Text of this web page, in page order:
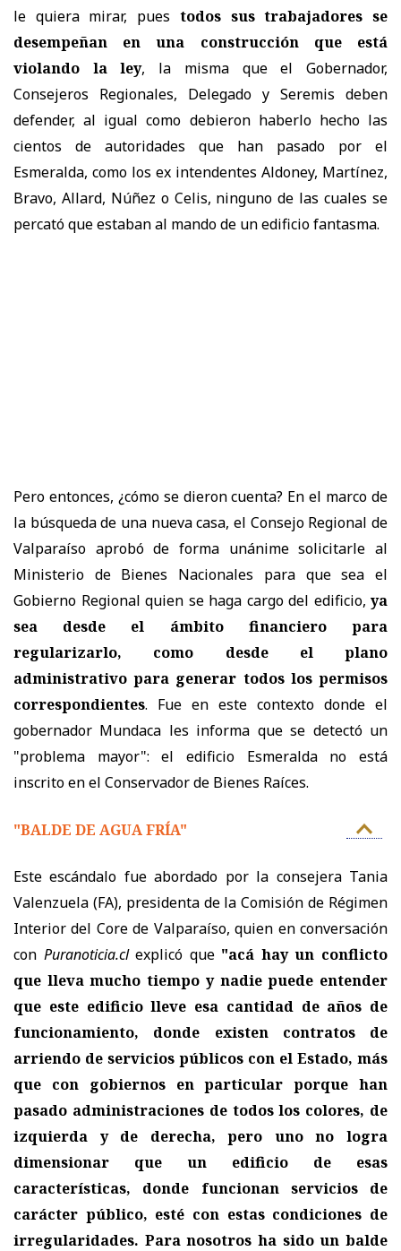
le quiera mirar, pues todos sus trabajadores se
desempeñan en una construcción que está
violando la ley, la misma que el Gobernador,
Consejeros Regionales, Delegado y Seremis deben
defender, al igual como debieron haberlo hecho las
cientos de autoridades que han pasado por el
Esmeralda, como los ex intendentes Aldoney, Martínez,
Bravo, Allard, Núñez o Celis, ninguno de las cuales se
percató que estaban al mando de un edificio fantasma.
Pero entonces, ¿cómo se dieron cuenta? En el marco de
la búsqueda de una nueva casa, el Consejo Regional de
Valparaíso aprobó de forma unánime solicitarle al
Ministerio de Bienes Nacionales para que sea el
Gobierno Regional quien se haga cargo del edificio, ya
sea desde el ámbito financiero para
regularizarlo, como desde el plano
administrativo para generar todos los permisos
correspondientes. Fue en este contexto donde el
gobernador Mundaca les informa que se detectó un
"problema mayor": el edificio Esmeralda no está
inscrito en el Conservador de Bienes Raíces.
"BALDE DE AGUA FRÍA"
Este escándalo fue abordado por la consejera Tania
Valenzuela (FA), presidenta de la Comisión de Régimen
Interior del Core de Valparaíso, quien en conversación
con Puranoticia.clexplicó que "acá hay un conflicto
que lleva mucho tiempo y nadie puede entender
que este edificio lleve esa cantidad de años de
funcionamiento, donde existen contratos de
arriendo de servicios públicos con el Estado, más
que con gobiernos en particular porque han
pasado administraciones de todos los colores, de
izquierda y de derecha, pero uno no logra
dimensionar que un edificio de esas
características, donde funcionan servicios de
carácter público, esté con estas condiciones de
irregularidades. Para nosotros ha sido un balde